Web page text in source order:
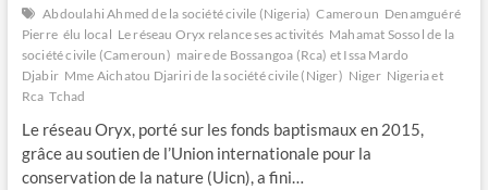
Abdoulahi Ahmed de la société civile (Nigeria) Cameroun Denamguéré
Pierre élu local Le réseau Oryx relance ses activités Mahamat Sossol de la
société civile (Cameroun) maire de Bossangoa (Rca) et Issa Mardo
Djabir Mme Aichatou Djariri de la société civile (Niger) Niger Nigeria et
Rca Tchad
Le réseau Oryx, porté sur les fonds baptismaux en 2015,
grâce au soutien de l’Union internationale pour la
conservation de la nature (Uicn), a fini…